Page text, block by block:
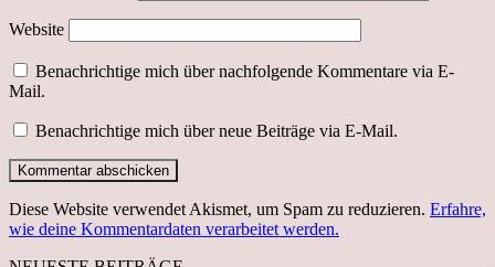
Website
Benachrichtige mich über nachfolgende Kommentare via E-
Mail.
Benachrichtige mich über neue Beiträge via E-Mail.
Diese Website verwendet Akismet, um Spam zu reduzieren. Erfahre,
wie deine Kommentardaten verarbeitet werden.